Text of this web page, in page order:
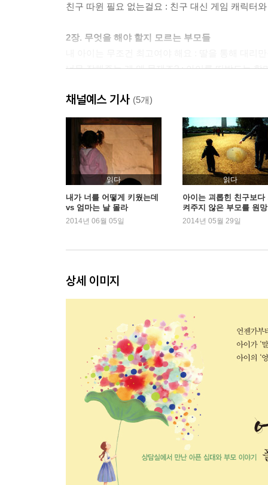
친구 따윈 필요 없는걸요 : 친구 대신 게임 캐릭터
2장. 무엇을 해야 할지 모르는 부모들
너무 잘해주는 게 왜 문제죠? : 아이를 떠받드는 할
너는 나처럼 살게 하지 않을 거야 : 매일 싸우는 부
아빠는 아빠대로, 엄마는 엄마대로 : 아이 교육을
3장. 아이의 엉킨 마음을 풀어주는 법
이기는 법만큼 잘 지는 법도 중요하다 : 반칙을 일
“안 돼”가 거짓말을 낳는다 : 아이 스스로 깨닫게 하
크나큰 기대가 아이를 작디작게 만든다 : 위축된
짐작하지 말고 질문하자 : 말하지 못한 아이의 마음
아이에게도 자존심은 있다 : 어떻게 대해야 할지
에필로그. 아이는 기다리고 있다
채널예스 기사 (5개)
읽다
내가 너를 어떻게 키웠는데
vs 엄마는 날 몰라
2014년 06월 05일
읽다
아이는 괴롭힌 친구보다
켜주지 않은 부모를 원
다
2014년 05월 29일
상세 이미지